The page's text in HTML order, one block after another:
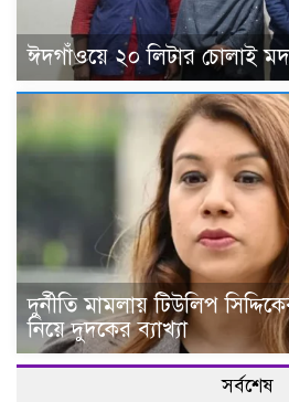
ঈদগাঁওয়ে ২০ লিটার চোলাই
দুর্নীতি মামলায় টিউলিপ
নিয়ে দুদকের ব্যাখ্যা
সর্বশেষ